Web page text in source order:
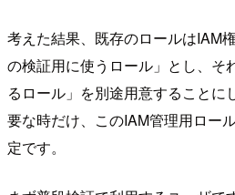
考えた結果、既存のロールはIAM
の検証用に使うロール」とし、そ
るロール」を別途用意することに
要な時だけ、このIAM管理用ロー
定です。